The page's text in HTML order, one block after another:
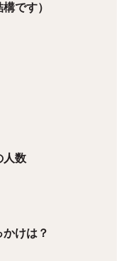
です）
人数
けは？